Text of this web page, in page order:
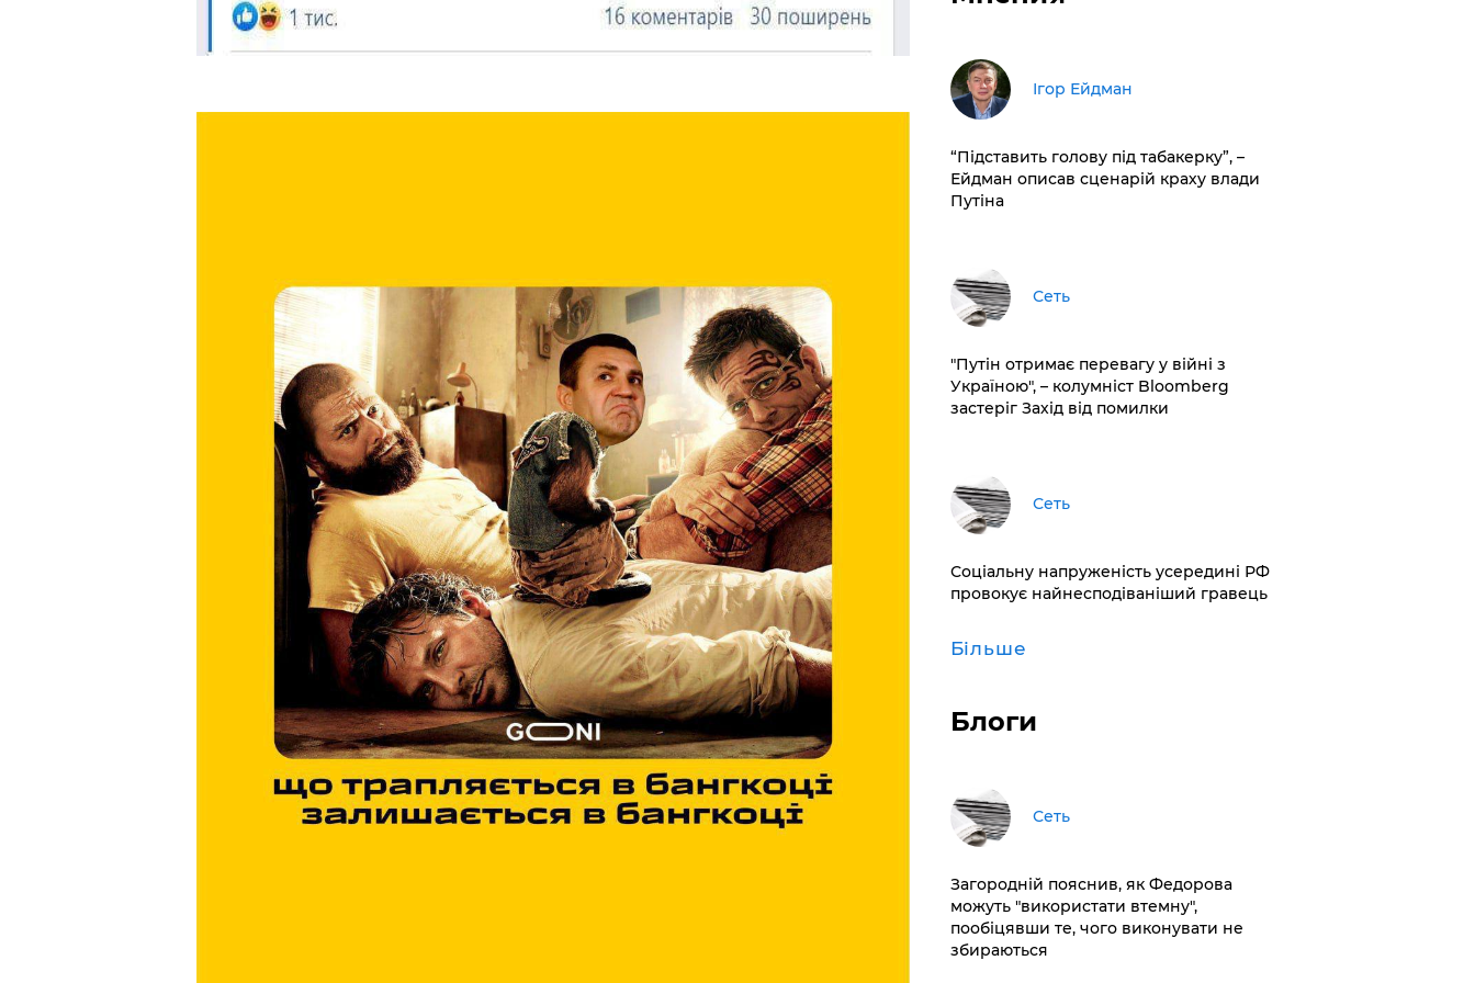
Ігор Ейдман
​“Підставить голову під табакерку”, –
Ейдман описав сценарій краху влади
Путіна
Сеть
"Путін отримає перевагу у війні з
Україною", – колумніст Bloomberg
застеріг Захід від помилки
Сеть
Соціальну напруженість усередині РФ
провокує найнесподіваніший гравець
Більше
Блоги
Сеть
Загородній пояснив, як Федорова
можуть "використати втемну",
пообіцявши те, чого виконувати не
збираються